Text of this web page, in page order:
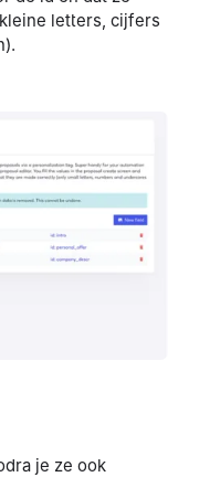
letters, cijfers
je ze ook